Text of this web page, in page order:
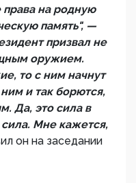
права на родную
память", —
призвал не
оружием.
то с ним начнут
и так борются,
Да, это сила в
сила. Мне кажется,
он на заседании